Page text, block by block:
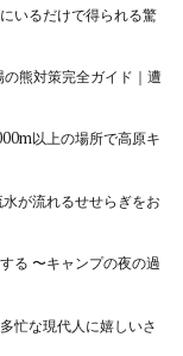
いるだけで得られる驚
の熊対策完全ガイド｜遭
以上の場所で高原キ
水が流れるせせらぎをお
る 〜キャンプの夜の過
忙な現代人に嬉しいさ